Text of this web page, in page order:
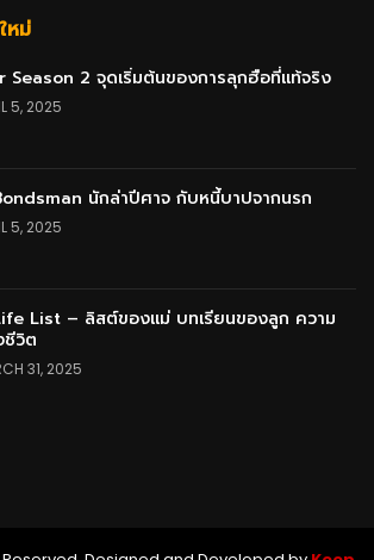
หม่
Season 2 จุดเริ่มต้นของการลุกฮือที่แท้จริง
5, 2025
นักล่าปีศาจ กับหนี้บาปจากนรก
5, 2025
List – ลิสต์ของแม่ บทเรียนของลูก ความ
ชีวิต
31, 2025